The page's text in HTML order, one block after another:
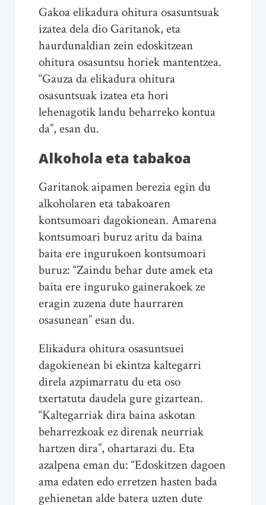
Gakoa elikadura ohitura osasuntsuak
izatea dela dio Garitanok, eta
haurdunaldian zein edoskitzean
ohitura osasuntsu horiek mantentzea.
“Gauza da elikadura ohitura
osasuntsuak izatea eta hori
lehenagotik landu beharreko kontua
da”, esan du.
Alkohola eta tabakoa
Garitanok aipamen berezia egin du
alkoholaren eta tabakoaren
kontsumoari dagokionean. Amarena
kontsumoari buruz aritu da baina
baita ere ingurukoen kontsumoari
buruz: “Zaindu behar dute amek eta
baita ere inguruko gainerakoek ze
eragin zuzena dute haurraren
osasunean” esan du.
Elikadura ohitura osasuntsuei
dagokienean bi ekintza kaltegarri
direla azpimarratu du eta oso
txertatuta daudela gure gizartean.
“Kaltegarriak dira baina askotan
beharrezkoak ez direnak neurriak
hartzen dira”, ohartarazi du. Eta
azalpena eman du: “Edoskitzen dagoen
ama edaten edo erretzen hasten bada
gehienetan alde batera uzten dute